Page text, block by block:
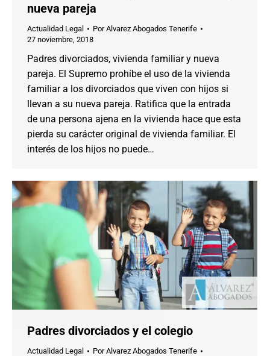
nueva pareja
Actualidad Legal PorAlvarez Abogados Tenerife
27 noviembre, 2018
Padres divorciados, vivienda familiar y nueva
pareja. El Supremo prohíbe el uso de la vivienda
familiar a los divorciados que viven con hijos si
llevan a su nueva pareja. Ratifica que la entrada
de una persona ajena en la vivienda hace que esta
pierda su carácter original de vivienda familiar. El
interés de los hijos no puede…
Padres divorciados y el colegio
Actualidad Legal PorAlvarez Abogados Tenerife